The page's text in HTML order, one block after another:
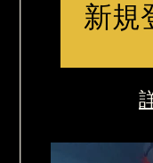
新規